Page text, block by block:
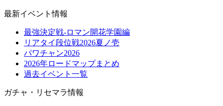
最新イベント情報
最強決定戦-ロマン開花学園編
リアタイ段位戦2026夏ノ壱
パワチャン2026
2026年ロードマップまとめ
過去イベント一覧
ガチャ・リセマラ情報